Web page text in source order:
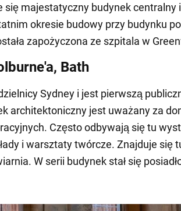
się majestatyczny budynek centralny
okresie budowy przy budynku
zapożyczona ze szpitala w
Bath
Sydney i jest pierwszą
architektoniczny jest uważany za
Często odbywają się tu
i warsztaty twórcze. Znajduje się
W serii budynek stał się